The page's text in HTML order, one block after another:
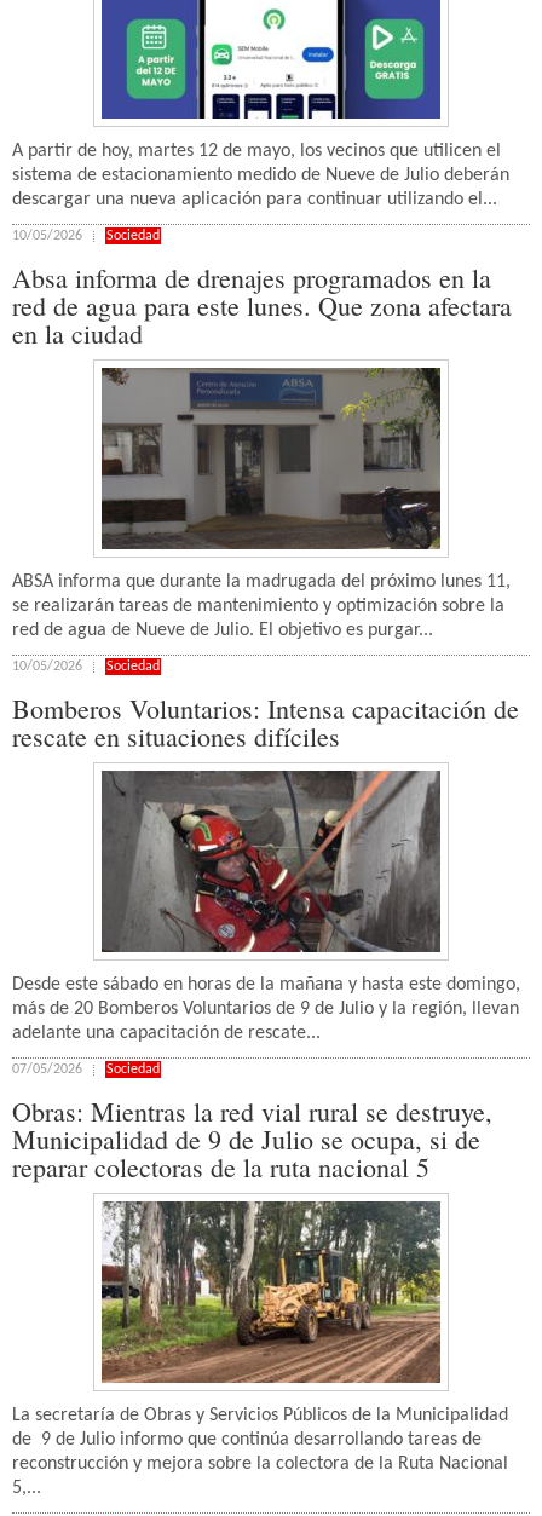
A partir de hoy, martes 12 de mayo, los vecinos que utilicen el
sistema de estacionamiento medido de Nueve de Julio deberán
descargar una nueva aplicación para continuar utilizando el...
10/05/2026 Sociedad
Absa informa de drenajes programados en la
red de agua para este lunes. Que zona afectara
en la ciudad
ABSA informa que durante la madrugada del próximo lunes 11,
se realizarán tareas de mantenimiento y optimización sobre la
red de agua de Nueve de Julio. El objetivo es purgar...
10/05/2026 Sociedad
Bomberos Voluntarios: Intensa capacitación de
rescate en situaciones difíciles
Desde este sábado en horas de la mañana y hasta este domingo,
más de 20 Bomberos Voluntarios de 9 de Julio y la región, llevan
adelante una capacitación de rescate...
07/05/2026 Sociedad
Obras: Mientras la red vial rural se destruye,
Municipalidad de 9 de Julio se ocupa, si de
reparar colectoras de la ruta nacional 5
La secretaría de Obras y Servicios Públicos de la Municipalidad
de 9 de Julio informo que continúa desarrollando tareas de
reconstrucción y mejora sobre la colectora de la Ruta Nacional
5,...